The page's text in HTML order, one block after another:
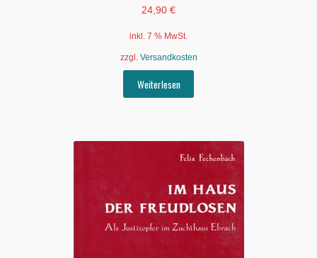
24,90 €
inkl. 7 % MwSt.
zzgl. Versandkosten
Weiterlesen